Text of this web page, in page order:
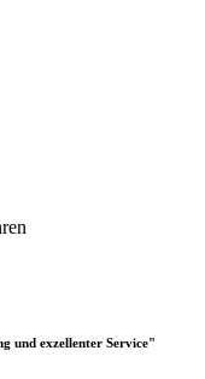
und exzellenter Service"